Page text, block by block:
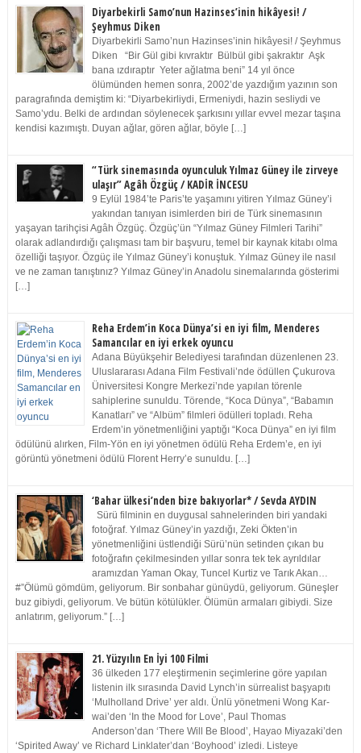
Diyarbekirli Samo’nun Hazinses’inin hikâyesi! /
Şeyhmus Diken
Diyarbekirli Samo’nun Hazinses’inin hikâyesi! / Şeyhmus
Diken “Bir Gül gibi kıvraktır Bülbül gibi şakraktır Aşk
bana ızdıraptır Yeter ağlatma beni” 14 yıl önce
ölümünden hemen sonra, 2002’de yazdığım yazının son
paragrafında demiştim ki: “Diyarbekirliydi, Ermeniydi, hazin sesliydi ve
Samo’ydu. Belki de ardından söylenecek şarkısını yıllar evvel mezar taşına
kendisi kazımıştı. Duyan ağlar, gören ağlar, böyle […]
“Türk sinemasında oyunculuk Yılmaz Güney ile zirveye
ulaşır” Agâh Özgüç / KADİR İNCESU
9 Eylül 1984’te Paris’te yaşamını yitiren Yılmaz Güney’i
yakından tanıyan isimlerden biri de Türk sinemasının
yaşayan tarihçisi Agâh Özgüç. Özgüç’ün “Yılmaz Güney Filmleri Tarihi”
olarak adlandırdığı çalışması tam bir başvuru, temel bir kaynak kitabı olma
özelliği taşıyor. Özgüç ile Yılmaz Güney’i konuştuk. Yılmaz Güney ile nasıl
ve ne zaman tanıştınız? Yılmaz Güney’in Anadolu sinemalarında gösterimi
[…]
Reha Erdem’in Koca Dünya’si en iyi film, Menderes
Samancılar en iyi erkek oyuncu
Adana Büyükşehir Belediyesi tarafından düzenlenen 23.
Uluslararası Adana Film Festivali’nde ödüllen Çukurova
Üniversitesi Kongre Merkezi’nde yapılan törenle
sahiplerine sunuldu. Törende, “Koca Dünya”, “Babamın
Kanatları” ve “Albüm” filmleri ödülleri topladı. Reha
Erdem’in yönetmenliğini yaptığı “Koca Dünya” en iyi film
ödülünü alırken, Film-Yön en iyi yönetmen ödülü Reha Erdem’e, en iyi
görüntü yönetmeni ödülü Florent Herry’e sunuldu. […]
‘Bahar ülkesi’nden bize bakıyorlar* / Sevda AYDIN
Sürü filminin en duygusal sahnelerinden biri yandaki
fotoğraf. Yılmaz Güney’in yazdığı, Zeki Ökten’in
yönetmenliğini üstlendiği Sürü’nün setinden çıkan bu
fotoğrafın çekilmesinden yıllar sonra tek tek ayrıldılar
aramızdan Yaman Okay, Tuncel Kurtiz ve Tarık Akan…
#”Ölümü gömdüm, geliyorum. Bir sonbahar günüydü, geliyorum. Güneşler
buz gibiydi, geliyorum. Ve bütün kötülükler. Ölümün armaları gibiydi. Size
anlatırım, geliyorum.” […]
21. Yüzyılın En İyi 100 Filmi
36 ülkeden 177 eleştirmenin seçimlerine göre yapılan
listenin ilk sırasında David Lynch’in sürrealist başyapıtı
‘Mulholland Drive’ yer aldı. Ünlü yönetmeni Wong Kar-
wai’den ‘In the Mood for Love’, Paul Thomas
Anderson’dan ‘There Will Be Blood’, Hayao Miyazaki’den
‘Spirited Away’ ve Richard Linklater’dan ‘Boyhood’ izledi. Listeye